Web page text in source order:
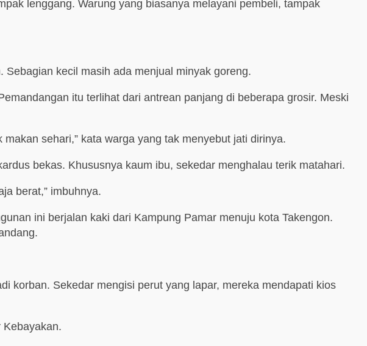
lenggang. Warung yang biasanya melayani pembeli, tampak
kecil masih ada menjual minyak goreng.
itu terlihat dari antrean panjang di beberapa grosir. Meski
sehari,” kata warga yang tak menyebut jati dirinya.
bekas. Khususnya kaum ibu, sekedar menghalau terik matahari.
berat,” imbuhnya.
ini berjalan kaki dari Kampung Pamar menuju kota Takengon.
korban. Sekedar mengisi perut yang lapar, mereka mendapati kios
Kebayakan.